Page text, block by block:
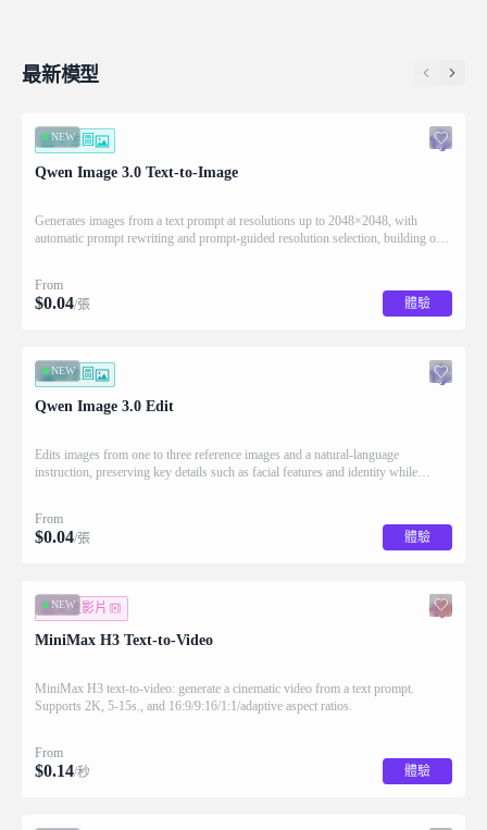
最新模型
NEW
文生圖
Qwen Image 3.0 Text-to-Image
Generates images from a text prompt at resolutions up to 2048×2048, with
automatic prompt rewriting and prompt-guided resolution selection, building on
From
$0.04/張 體驗
NEW
圖生圖
Qwen Image 3.0 Edit
Edits images from one to three reference images and a natural-language
instruction, preserving key details such as facial features and identity while
From
$0.04/張 體驗
NEW
文生影片
MiniMax H3 Text-to-Video
MiniMax H3 text-to-video: generate a cinematic video from a text prompt.
Supports 2K, 5-15s., and 16:9/9:16/1:1/adaptive aspect ratios.
From
$0.14/秒 體驗